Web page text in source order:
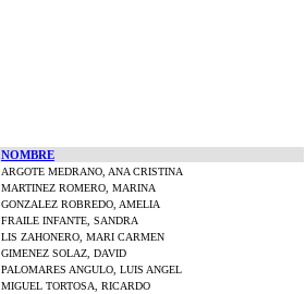
NOMBRE
ARGOTE MEDRANO, ANA CRISTINA
MARTINEZ ROMERO, MARINA
GONZALEZ ROBREDO, AMELIA
FRAILE INFANTE, SANDRA
LIS ZAHONERO, MARI CARMEN
GIMENEZ SOLAZ, DAVID
PALOMARES ANGULO, LUIS ANGEL
MIGUEL TORTOSA, RICARDO